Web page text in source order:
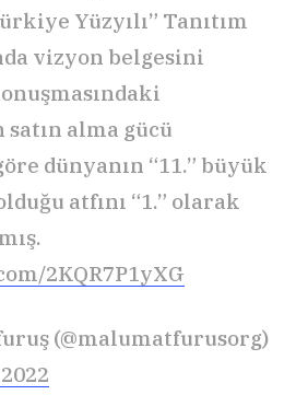
Yüzyılı” Tanıtım
vizyon belgesini
alma gücü
dünyanın “11.” büyük
atfını “1.” olarak
2KQR7P1yXG
(@malumatfurusorg)